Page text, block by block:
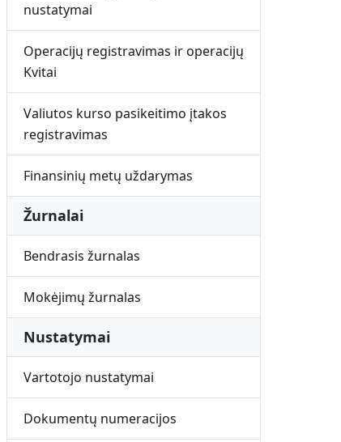
nustatymai
Operacijų registravimas ir operacijų
Kvitai
Valiutos kurso pasikeitimo įtakos
registravimas
Finansinių metų uždarymas
Žurnalai
Bendrasis žurnalas
Mokėjimų žurnalas
Nustatymai
Vartotojo nustatymai
Dokumentų numeracijos